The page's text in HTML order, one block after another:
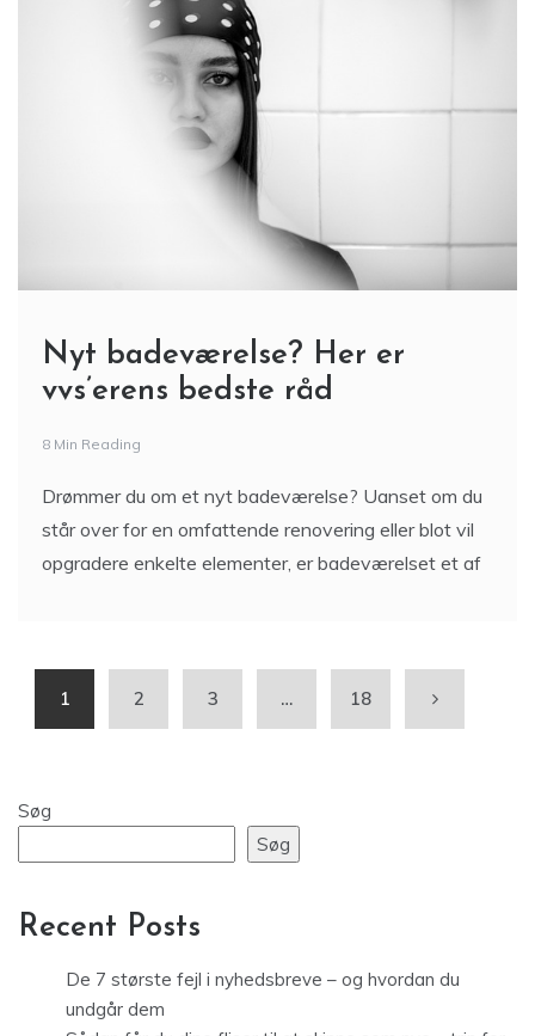
Nyt badeværelse? Her er
vvs’erens bedste råd
8 Min Reading
Drømmer du om et nyt badeværelse? Uanset om du
står over for en omfattende renovering eller blot vil
opgradere enkelte elementer, er badeværelset et af
1 2 3 … 18
Søg
Søg
Recent Posts
De 7 største fejl i nyhedsbreve – og hvordan du
undgår dem